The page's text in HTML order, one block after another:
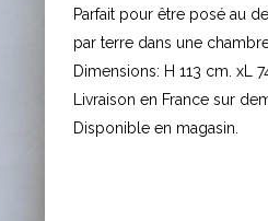
Parfait pour être posé au
par terre dans une
Dimensions: H 113 cm. xL
Livraison en France sur
Disponible en magasin.